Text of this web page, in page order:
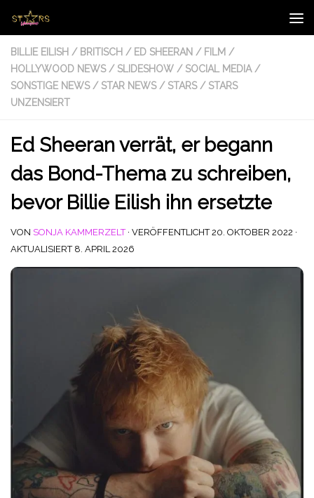
Zum Inhalt springen
BILLIE EILISH / BRITISCH / ED SHEERAN / FILM /
HOLLYWOOD NEWS / SLIDESHOW / SOCIAL MEDIA /
SONSTIGE NEWS / STAR NEWS / STARS / STARS
UNZENSIERT
Ed Sheeran verrät, er begann
das Bond-Thema zu schreiben,
bevor Billie Eilish ihn ersetzte
VON SONJA KAMMERZELT · VERÖFFENTLICHT20. OKTOBER 2022 ·
AKTUALISIERT 8. APRIL 2026